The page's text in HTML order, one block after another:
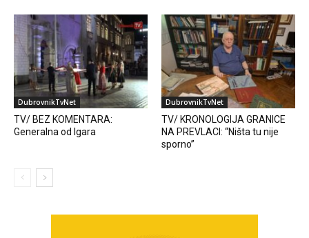
DubrovnikTvNet
TV/ BEZ KOMENTARA:
Generalna od Igara
DubrovnikTvNet
TV/ KRONOLOGIJA GRANICE
NA PREVLACI: “Ništa tu nije
sporno”